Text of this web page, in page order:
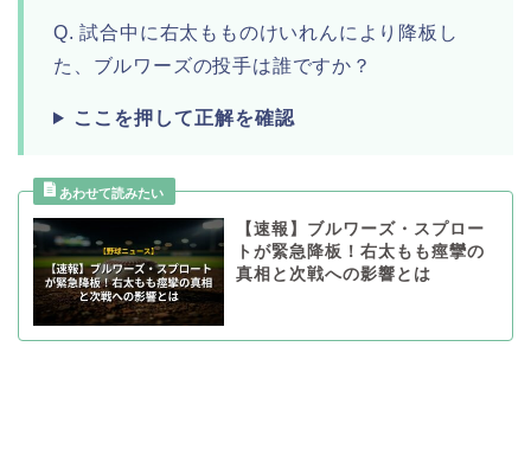
Q. 試合中に右太もものけいれんにより降板し
た、ブルワーズの投手は誰ですか？
ここを押して正解を確認
【速報】ブルワーズ・スプロー
トが緊急降板！右太もも痙攣の
真相と次戦への影響とは